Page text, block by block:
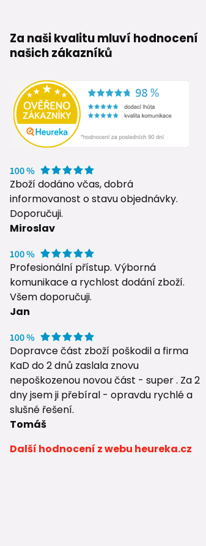
Za naši kvalitu mluví hodnocení
našich zákazníků
Zboží dodáno včas, dobrá
informovanost o stavu objednávky.
Doporučuji.
Miroslav
Profesionální přístup. Výborná
komunikace a rychlost dodání zboží.
Všem doporučuji.
Jan
Dopravce část zboží poškodil a firma
KaD do 2 dnů zaslala znovu
nepoškozenou novou část - super . Za 2
dny jsem ji přebíral - opravdu rychlé a
slušné řešení.
Tomáš
Další hodnocení z webu heureka.cz